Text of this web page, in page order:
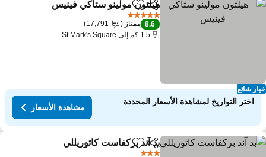
شائع
مشاركةAdd to favorites
هيلتون مولينو ستاكي فينيس
8.6 ممتاز
17,791
1.5 كم إلى St Mark's Square
اختر التواريخ لمشاهدة الأسعار المحددة
مشاهدة الأسعار
مشاركةAdd to favorites
بد آند بركفاست كاتوريللي